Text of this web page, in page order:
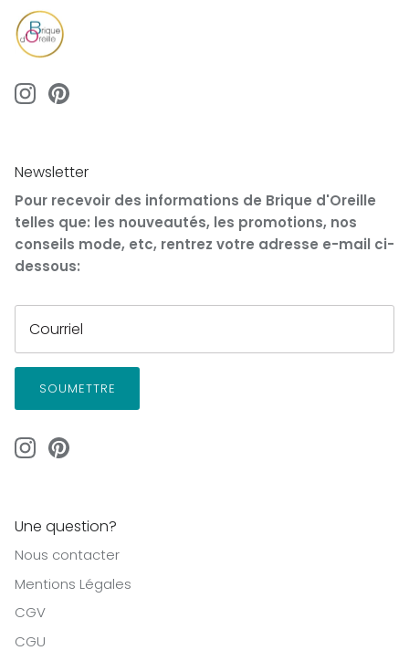
Newsletter
Pour recevoir des informations de Brique d'Oreille
telles que: les nouveautés, les promotions, nos
conseils mode, etc, rentrez votre adresse e-mail ci-
dessous:
SOUMETTRE
Une question?
Nous contacter
Mentions Légales
CGV
CGU